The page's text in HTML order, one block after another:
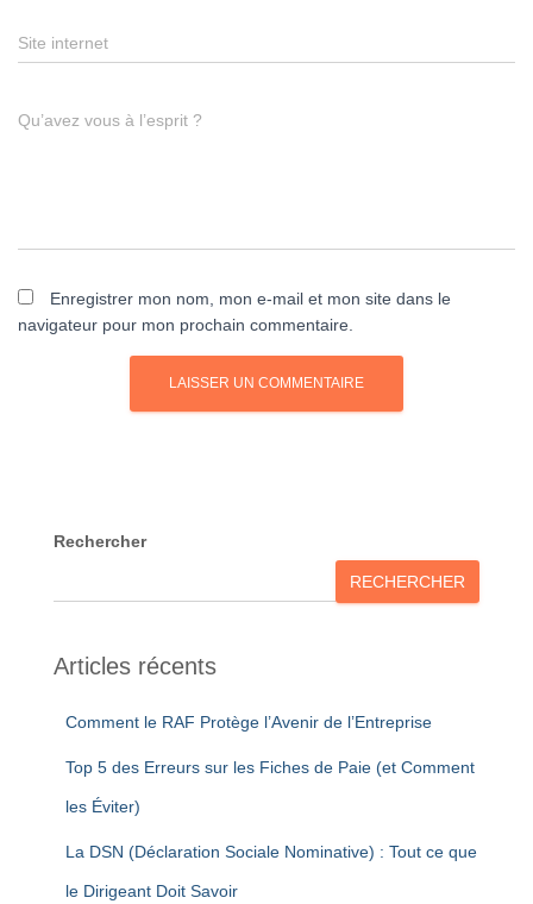
Site internet
Qu’avez vous à l’esprit ?
Enregistrer mon nom, mon e-mail et mon site dans le
navigateur pour mon prochain commentaire.
Rechercher
RECHERCHER
Articles récents
Comment le RAF Protège l’Avenir de l’Entreprise
Top 5 des Erreurs sur les Fiches de Paie (et Comment
les Éviter)
La DSN (Déclaration Sociale Nominative) : Tout ce que
le Dirigeant Doit Savoir